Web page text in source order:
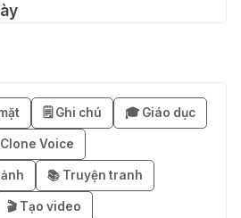
miễn phí 3–6 tháng
2026
1 tháng ChatGPT Plus
bằng VPN Mexico
🗒️ Ghi chú 🎓 Giáo dục
Voice
📚 Truyện tranh
🎬 Tạo video